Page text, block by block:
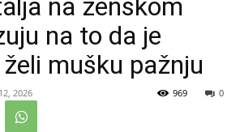
na ženskom
na to da je
želi mušku pažnju
2026 0
969